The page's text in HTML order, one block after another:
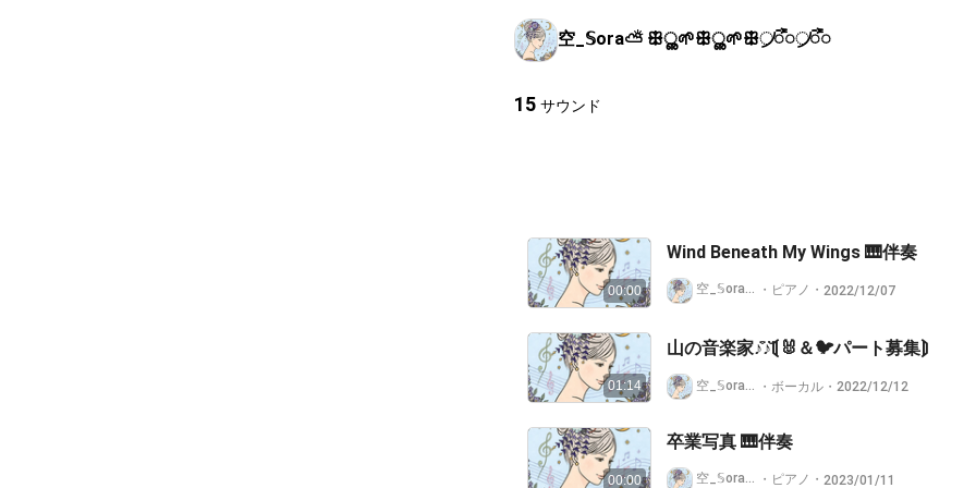
空_𝕊ora⛅️ ꕥൢ🌱ꕥൢ🌱ꕥ᜴ᯭ᯦᜴ᯭ᯦
15 サウンド
00:00
Wind Beneath My Wings 🎹伴奏
空_𝕊ora⛅️ ꕥൢ🌱ꕥൢ🌱ꕥ᜴ᯭ᯦᜴ᯭ᯦
・ ピアノ ・ 2022/12/07
01:14
山の音楽家♪̊̈♪̆̈⟬🐰＆🐦パート募集⟭
空_𝕊ora⛅️ ꕥൢ🌱ꕥൢ🌱ꕥ᜴ᯭ᯦᜴ᯭ᯦
・ ボーカル ・ 2022/12/12
00:00
卒業写真 🎹伴奏
空_𝕊ora⛅️ ꕥൢ🌱ꕥൢ🌱ꕥ᜴ᯭ᯦᜴ᯭ᯦
・ ピアノ ・ 2023/01/11